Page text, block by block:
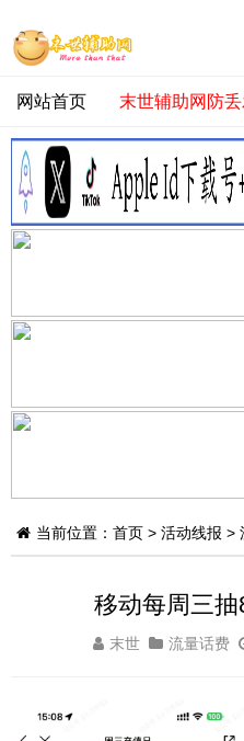
网站首页 末世辅助网防
当前位置： 首页 > 活动线报 >
移动每周三
末世 流量话费